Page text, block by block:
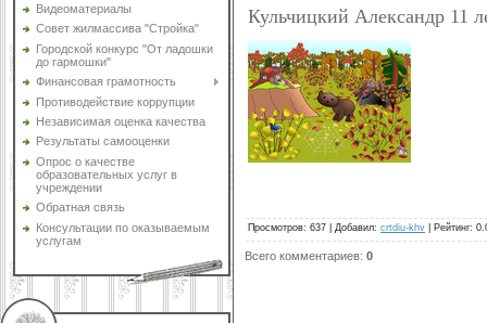
Видеоматериалы
Совет жилмассива "Стройка"
Городской конкурс "От ладошки
до гармошки"
Финансовая грамотность
Противодействие коррупции
Независимая оценка качества
Результаты самооценки
Опрос о качестве
образовательных услуг в
учреждении
Обратная связь
Консультации по оказываемым
услугам
Кульчицкий Александр 11
Просмотров: 637 Добавил: crtdiu-khv Рейтинг:
Всего комментариев: 0